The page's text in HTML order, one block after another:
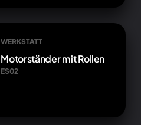
WERKSTATT
Motorständer mit Rollen
ES02